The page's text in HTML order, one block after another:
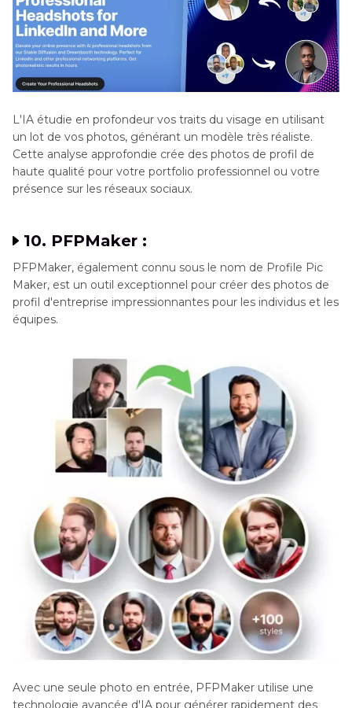
L'IA étudie en profondeur vos traits du visage en utilisant
un lot de vos photos, générant un modèle très réaliste.
Cette analyse approfondie crée des photos de profil de
haute qualité pour votre portfolio professionnel ou votre
présence sur les réseaux sociaux.
10. PFPMaker :
PFPMaker, également connu sous le nom de Profile Pic
Maker, est un outil exceptionnel pour créer des photos de
profil d'entreprise impressionnantes pour les individus et les
équipes.
Avec une seule photo en entrée, PFPMaker utilise une
technologie avancée d'IA pour générer rapidement des